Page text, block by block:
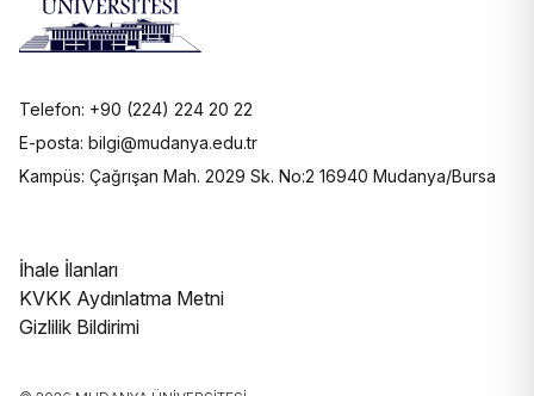
Telefon: +90 (224) 224 20 22
E-posta: bilgi@mudanya.edu.tr
Kampüs: Çağrışan Mah. 2029 Sk. No:2 16940 Mudanya/Bursa
İhale İlanları
KVKK Aydınlatma Metni
Gizlilik Bildirimi